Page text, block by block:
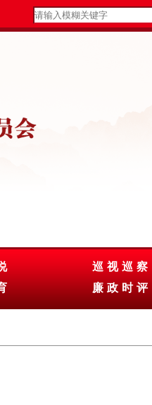
巡视巡察
廉政时评